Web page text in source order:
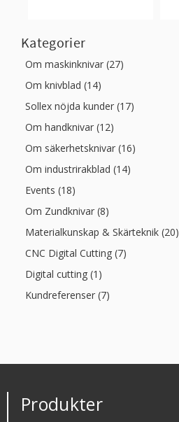
Kategorier
Om maskinknivar (27)
Om knivblad (14)
Sollex nöjda kunder (17)
Om handknivar (12)
Om säkerhetsknivar (16)
Om industrirakblad (14)
Events (18)
Om Zundknivar (8)
Materialkunskap & Skärteknik (20)
CNC Digital Cutting (7)
Digital cutting (1)
Kundreferenser (7)
Produkter